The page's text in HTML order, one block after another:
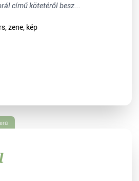
című kötetéről besz...
zene, kép